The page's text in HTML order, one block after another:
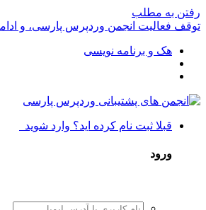
رفتن به مطلب
توقف فعالیت انجمن وردپرس پارسی، و
هک و برنامه نویسی
قبلا ثبت نام کرده اید؟ وارد شوید
ورود